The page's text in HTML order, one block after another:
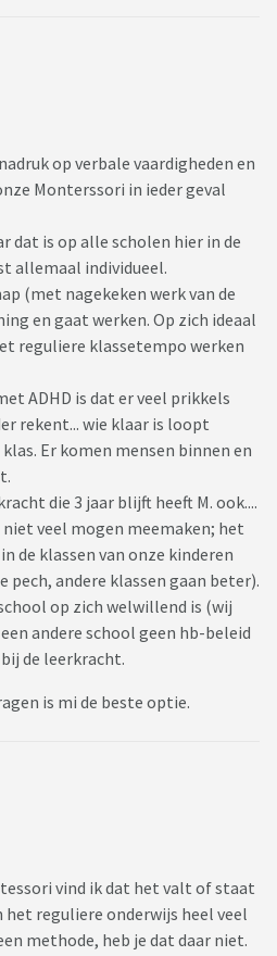
op verbale vaardigheden en
Monterssori in ieder geval
dat is op alle scholen hier in de
allemaal individueel.
(met nagekeken werk van de
en gaat werken. Op zich ideaal
reguliere klassetempo werken
ADHD is dat er veel prikkels
rekent... wie klaar is loopt
Er komen mensen binnen en
die 3 jaar blijft heeft M. ook....
veel mogen meemaken; het
de klassen van onze kinderen
andere klassen gaan beter).
op zich welwillend is (wij
andere school geen hb-beleid
de leerkracht.
is mi de beste optie.
vind ik dat het valt of staat
het reguliere onderwijs heel veel
methode, heb je dat daar niet.